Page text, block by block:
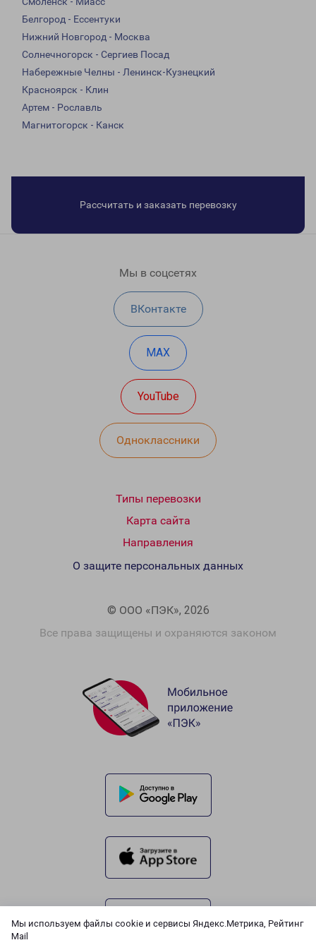
Мы используем файлы cookie и сервисы Яндекс.Метрика, Рейтинг
Mail
Белгород - Ессентуки
Нижний Новгород - Москва
Солнечногорск - Сергиев Посад
Набережные Челны - Ленинск-Кузнецкий
Красноярск - Клин
Артем - Рославль
Магнитогорск - Канск
Рассчитать и заказать перевозку
Мы в соцсетях
ВКонтакте
MAX
YouTube
Одноклассники
Типы перевозки
Карта сайта
Направления
© ООО «ПЭК», 2026
Все права защищены и охраняются законом
О защите персональных данных